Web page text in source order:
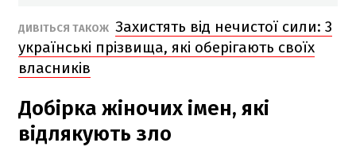
ДИВІТЬСЯ ТАКОЖ Захистять від нечистої сили: 3
українські прізвища, які оберігають своїх
власників
Добірка жіночих імен, які
відлякують зло